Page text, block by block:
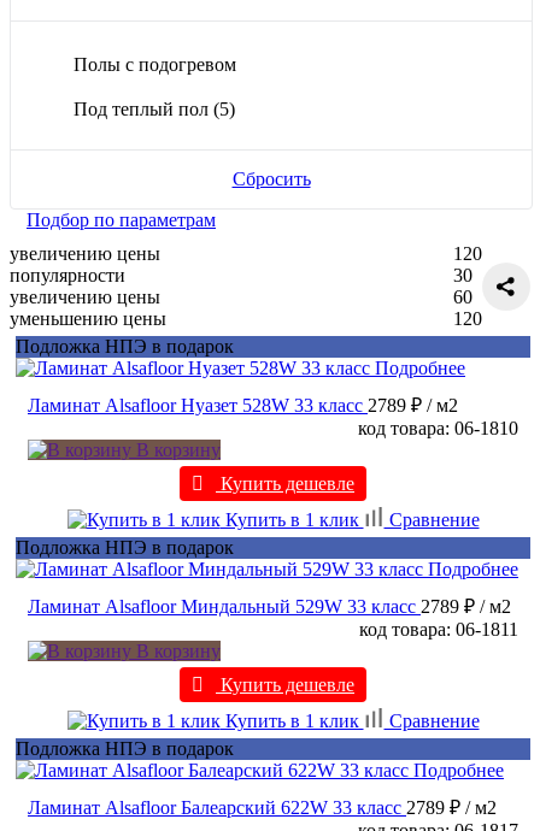
Полы с подогревом
Под теплый пол (5)
Сбросить
Подбор по параметрам
увеличению цены
популярности
увеличению цены
уменьшению цены
120
30
60
120
Подложка НПЭ в подарок
Подробнее
Ламинат Alsafloor Нуазет 528W 33 класс 2789 ₽ / м2
код товара: 06-1810
В корзину
Купить дешевле
Купить в 1 клик
Сравнение
Подложка НПЭ в подарок
Подробнее
Ламинат Alsafloor Миндальный 529W 33 класс 2789 ₽ / м2
код товара: 06-1811
В корзину
Купить дешевле
Купить в 1 клик
Сравнение
Подложка НПЭ в подарок
Подробнее
Ламинат Alsafloor Балеарский 622W 33 класс 2789 ₽ / м2